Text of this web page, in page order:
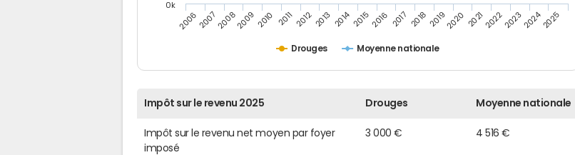
Drouges Moyenne nationale
20062007200820092010 2011 20122013 201420152016 2017 201820192020 20212022202320242025
0k
Impôt sur le revenu 2025 Drouges Moyenne nationale
Impôt sur le revenu net moyen par foyer
imposé
3 000 € 4 516 €